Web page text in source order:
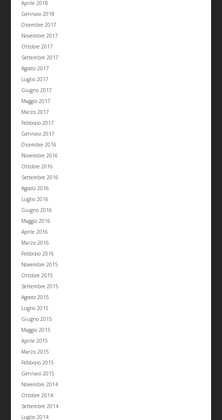
Aprile 2018
Gennaio 2018
Dicembre 2017
Novembre 2017
Ottobre 2017
Settembre 2017
Agosto 2017
Luglio 2017
Giugno 2017
Maggio 2017
Marzo 2017
Febbraio 2017
Gennaio 2017
Dicembre 2016
Novembre 2016
Ottobre 2016
Settembre 2016
Agosto 2016
Luglio 2016
Giugno 2016
Maggio 2016
Aprile 2016
Marzo 2016
Febbraio 2016
Novembre 2015
Ottobre 2015
Settembre 2015
Agosto 2015
Luglio 2015
Giugno 2015
Maggio 2015
Aprile 2015
Marzo 2015
Febbraio 2015
Gennaio 2015
Novembre 2014
Ottobre 2014
Settembre 2014
Luglio 2014